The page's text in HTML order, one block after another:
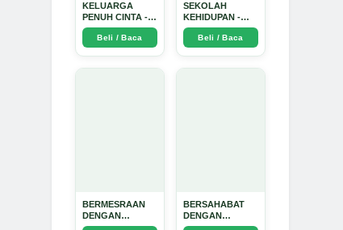
KELUARGA
PENUH CINTA -
Arda Dinata
Beli / Baca
SEKOLAH
KEHIDUPAN -
Arda Dinata
Beli / Baca
BERMESRAAN
DENGAN
KEBAIKAN - Arda
BERSAHABAT
DENGAN
NYAMUK: Jurus